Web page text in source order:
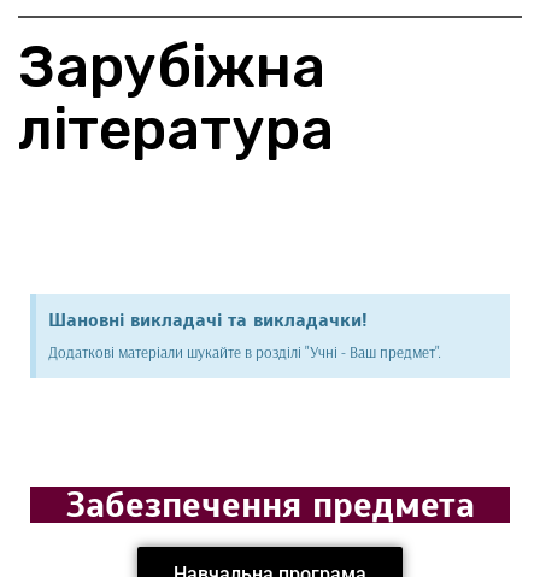
Зарубіжна
література
Шановні викладачі та викладачки!
Додаткові матеріали шукайте в розділі "Учні - Ваш предмет".
Забезпечення предмета